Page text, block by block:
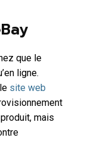
que le
ligne.
site web
mais